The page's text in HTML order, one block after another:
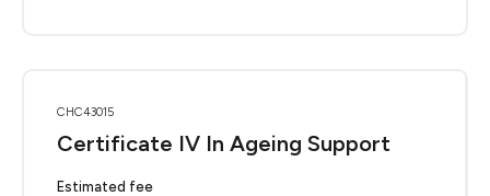
CHC43015
Certificate IV In Ageing Support
Estimated fee